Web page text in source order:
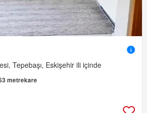
Tepebaşı, Eskişehir ili içinde
metrekare